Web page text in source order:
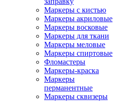
Маркеры с кистью
Маркеры акриловые
Маркеры восковые
Маркеры для ткани
Маркеры меловые
Маркеры спиртовые
Фломастеры
Маркеры-краска
Маркеры
перманентные
Маркеры сквизеры